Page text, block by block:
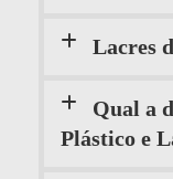
Lacres
Qual a
Plástico e